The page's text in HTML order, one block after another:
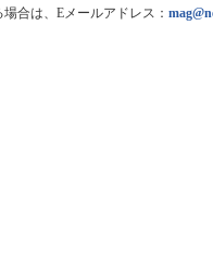
合は、Eメールアドレス：